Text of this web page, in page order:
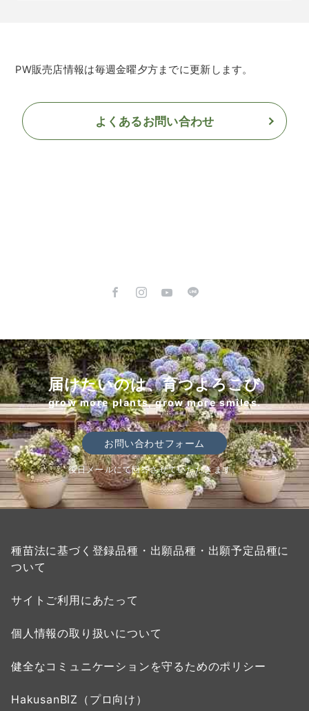
PW販売店情報は毎週金曜夕方までに更新します。
よくあるお問い合わせ
届けたいのは、育つよろこび
grow more plants, grow more smiles.
お問い合わせフォーム
後日メールにて回答させていただきます。
種苗法に基づく登録品種・出願品種・出願予定品種に
ついて
サイトご利用にあたって
個人情報の取り扱いについて
健全なコミュニケーションを守るためのポリシー
HakusanBIZ（プロ向け）